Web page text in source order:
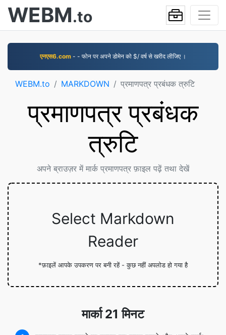
WEBM.to
एनएस6.com - - फोन पर अपने डोमेन को $/ वर्ष से खरीद लीजिए ।
WEBM.to MARKDOWN प्रमाणपत्र प्रबंधक त्रुटि
प्रमाणपत्र प्रबंधक
त्रुटि
अपने ब्राउज़र में मार्क प्रमाणपत्र फ़ाइल पढ़ें तथा देखें
Select Markdown
Reader
*फ़ाइलें आपके उपकरण पर बनी रहें - कुछ नहीं अपलोड हो गया है
मार्का 21 मिनट